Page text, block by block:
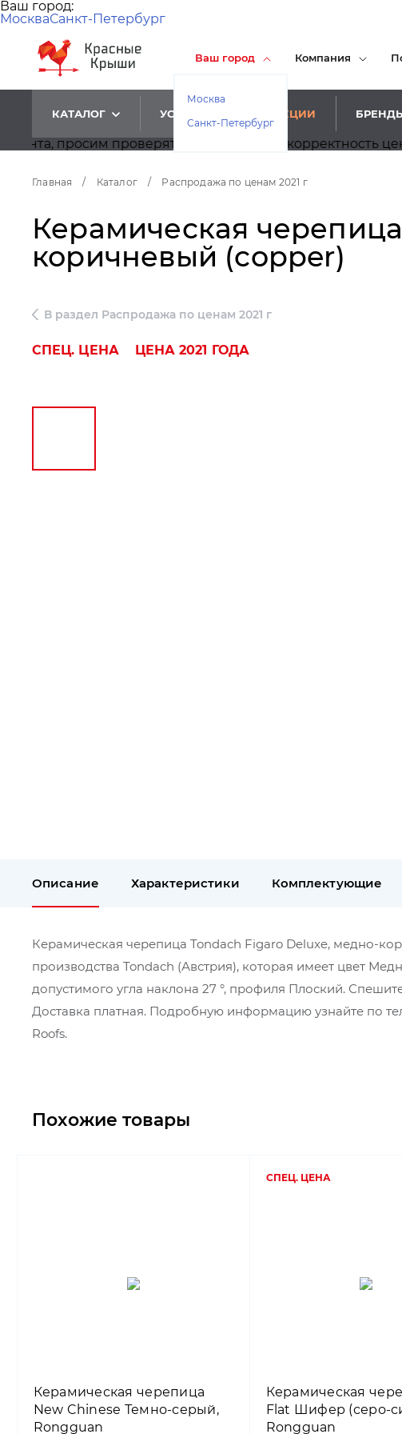
Ваш город:
МоскваСанкт-Петербург
Ваш город
Москва
Санкт-Петербург
Компания
КАТАЛОГ УСЛУГИ АКЦИИ
проверять у менеджеров корректность цен.
Главная / Каталог / Распродажа по ценам 2021 г
Керамическая
коричневый (copper)
В раздел Распродажа по ценам 2021 г
СПЕЦ. ЦЕНА ЦЕНА 2021 ГОДА
Описание Характеристики Комплектующие
Керамическая черепица Tondach Figaro Deluxe, медно-
производства Tondach (Австрия), которая имеет цвет
допустимого угла наклона 27 °, профиля Плоский.
Доставка платная. Подробную информацию узнайте по
Roofs.
Похожие товары
Керамическая черепица
New Chinese Темно-серый,
Rongguan
СПЕЦ. ЦЕНА
Керамическая
Flat Шифер (серо-
Rongguan